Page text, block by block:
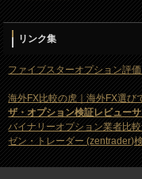
リンク集
ファイブスターオプション評
海外FX比較の虎｜海外FX選び
ザ・オプション検証レビュー
バイナリーオプション業者比
ゼン・トレーダー (zentrader)